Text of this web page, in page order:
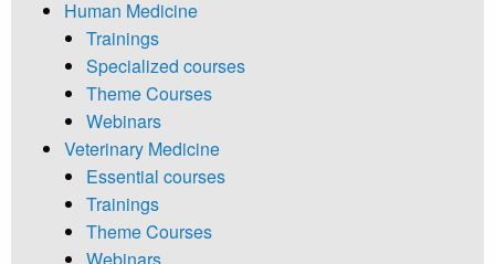
Human Medicine
Trainings
Specialized courses
Theme Courses
Webinars
Veterinary Medicine
Essential courses
Trainings
Theme Courses
Webinars